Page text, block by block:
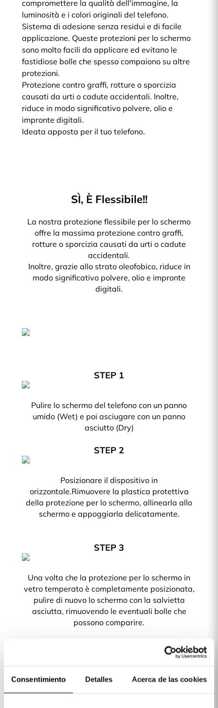
Consentimiento Detalles Acerca de las cookies
compromettere la qualità dell'immagine, la
luminosità e i colori originali del telefono.
Sistema di adesione senza residui e di facile
applicazione. Queste protezioni per lo schermo
sono molto facili da applicare ed evitano le
fastidiose bolle che spesso compaiono su altre
protezioni.
Protezione contro graffi, rotture o sporcizia
causati da urti o cadute accidentali. Inoltre,
riduce in modo significativo polvere, olio e
impronte digitali.
Ideata apposta per il tuo telefono.
SÌ, È Flessibile!!
La nostra protezione flessibile per lo schermo
offre la massima protezione contro graffi,
rotture o sporcizia causati da urti o cadute
accidentali.
Inoltre, grazie allo strato oleofobico, riduce in
modo significativo polvere, olio e impronte
digitali.
STEP 1
Pulire lo schermo del telefono con un panno
umido (Wet) e poi asciugare con un panno
asciutto (Dry)
STEP 2
Posizionare il dispositivo in
orizzontale.Rimuovere la plastica protettiva
della protezione per lo schermo, allinearla allo
schermo e appoggiarla delicatamente.
STEP 3
Una volta che la protezione per lo schermo in
vetro temperato è completamente posizionata,
pulire di nuovo lo schermo con la salvietta
asciutta, rimuovendo le eventuali bolle che
possono comparire.
Protezione per lo schermo in vetro temperato.
Salviette per la pulizia (Asciutta e umida).
Vuoi proteggere il tuo telefono? Le